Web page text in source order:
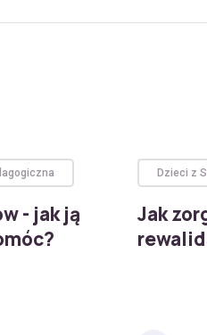
- jak ją
Dzieci z
Jak